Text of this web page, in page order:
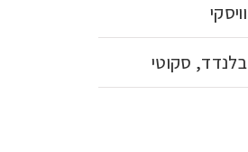
וויסקי
בלנדד, סקוטי